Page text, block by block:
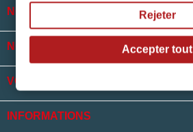
NOTRE SOCIÉTÉ
NOS HORAIRES
VOTRE COMPTE
INFORMATIONS
Rejeter
Accepter tout